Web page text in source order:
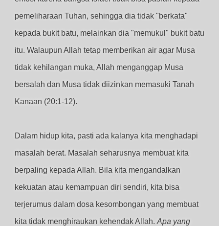
pemeliharaan Tuhan, sehingga dia tidak "berkata"
kepada bukit batu, melainkan dia "memukul" bukit batu
itu. Walaupun Allah tetap memberikan air agar Musa
tidak kehilangan muka, Allah menganggap Musa
bersalah dan Musa tidak diizinkan memasuki Tanah
Kanaan (20:1-12).
Dalam hidup kita, pasti ada kalanya kita menghadapi
masalah berat. Masalah seharusnya membuat kita
berpaling kepada Allah. Bila kita mengandalkan
kekuatan atau kemampuan diri sendiri, kita bisa
terjerumus dalam dosa kesombongan yang membuat
kita tidak menghiraukan kehendak Allah. Apa yang